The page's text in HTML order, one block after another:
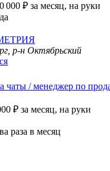
000 ₽ за месяц, на руки
р-н Октябрьский
чаты / менеджер по
₽ за месяц, на руки
раза в месяц